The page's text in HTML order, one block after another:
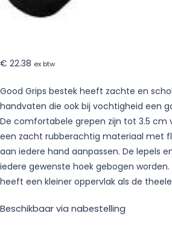
€ 22.38 ex btw
Good Grips bestek heeft zachte en
handvaten die ook bij vochtigheid een
De comfortabele grepen zijn tot 3.5 cm
een zacht rubberachtig materiaal met
aan iedere hand aanpassen. De lepels
iedere gewenste hoek gebogen worden.
heeft een kleiner oppervlak als de
Beschikbaar via nabestelling